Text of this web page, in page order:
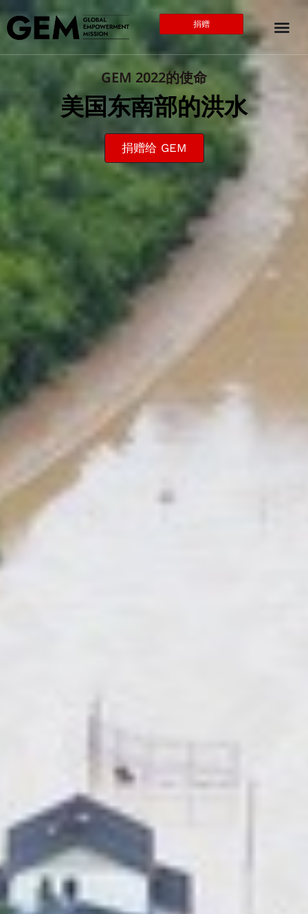
捐赠
GEM 2022的使命
美国东南部的洪水
捐赠给 GEM